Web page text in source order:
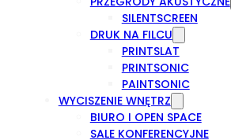
SILENTSCREEN
DRUK NA FILCU
PRINTSLAT
PRINTSONIC
PAINTSONIC
WYCISZENIE WNĘTRZ
BIURO I OPEN SPACE
SALE KONFERENCYJNE